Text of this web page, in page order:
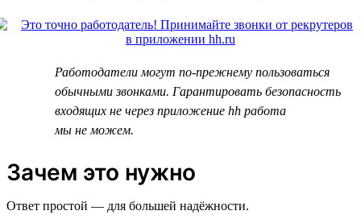
Работодатели могут по-прежнему пользоваться
обычными звонками. Гарантировать безопасность
входящих не через приложение hh работа
мы не можем.
Зачем это нужно
Ответ простой — для большей надёжности.